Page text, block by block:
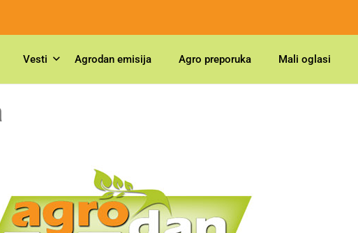
Vesti Agrodan emisija Agro preporuka Mali oglasi